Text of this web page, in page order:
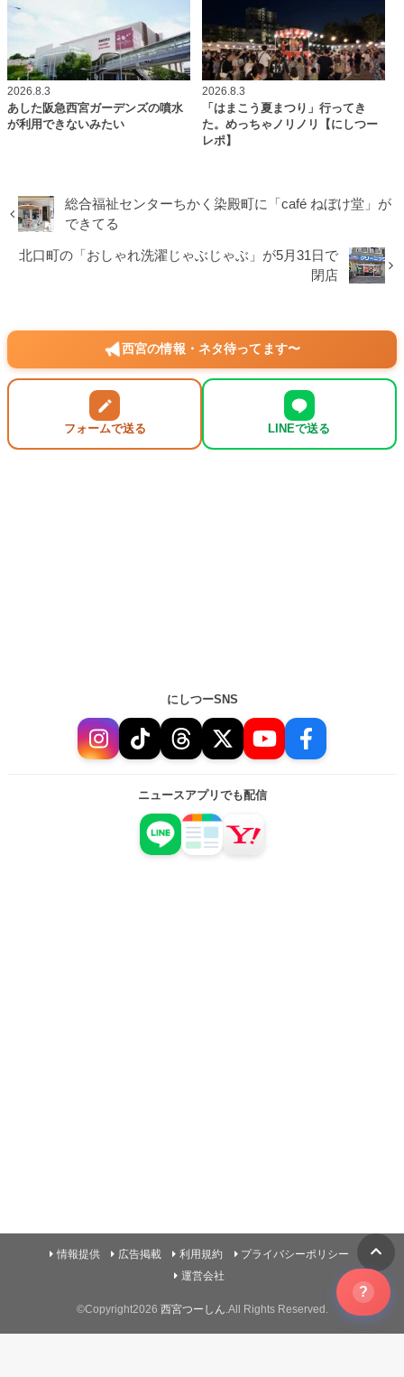
2026.8.3
あした阪急西宮ガーデンズの噴水
が利用できないみたい
2026.8.3
「はまこう夏まつり」行ってき
た。めっちゃノリノリ【にしつー
レポ】
総合福祉センターちかく染殿町に「café ねぼけ堂」が
できてる
北口町の「おしゃれ洗濯じゃぶじゃぶ」が5月31日で
閉店
西宮の情報・ネタ待ってます〜
フォームで送る LINEで送る
にしつーSNS
ニュースアプリでも配信
情報提供 広告掲載 利用規約
プライバシーポリシー
運営会社
©Copyright2026 西宮つーしん .All Rights Reserved.
?